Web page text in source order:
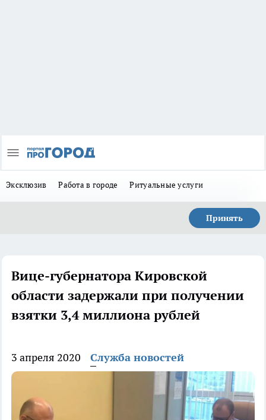
Эксклюзив Работа в городе Ритуальные услуги
Принять
Вице-губернатора Кировской
области задержали при получении
взятки 3,4 миллиона рублей
3 апреля 2020 Служба новостей